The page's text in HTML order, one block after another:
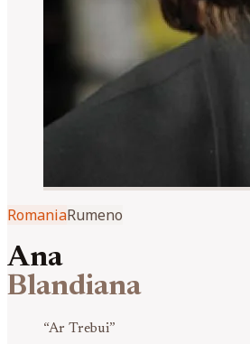
RomaniaRumeno
Ana
Blandiana
“Ar Trebui”